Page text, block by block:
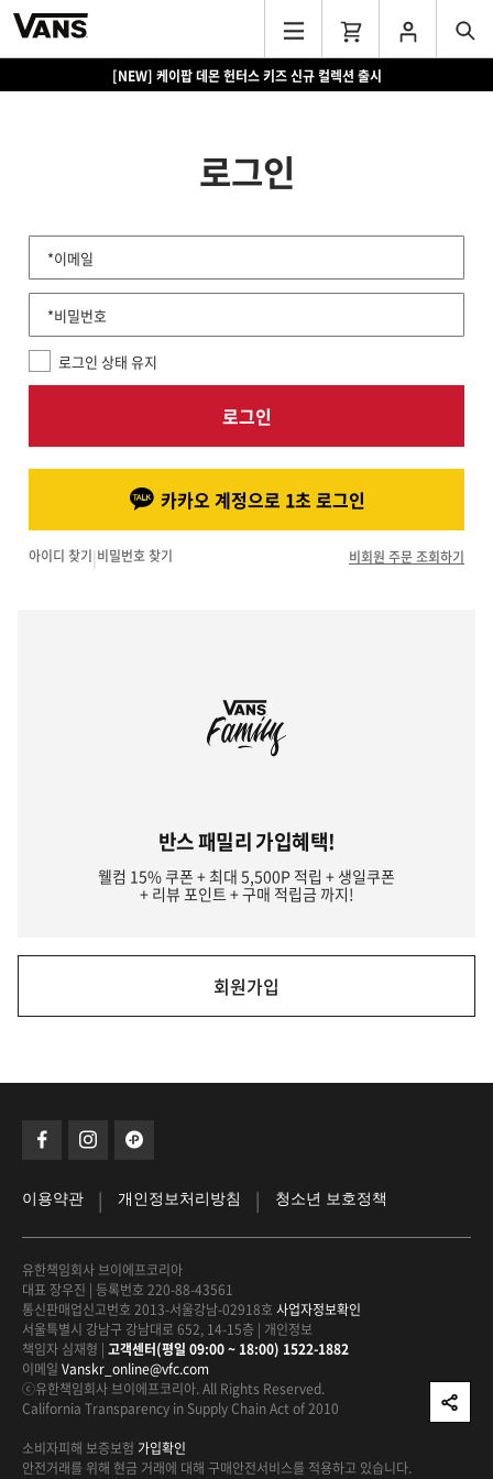
[NEW] 케이팝 데몬 헌터스 키즈 신규 컬렉션 출시
로그인
*이메일
*비밀번호
로그인 상태 유지
로그인
카카오 계정으로 1초 로그인
아이디 찾기|비밀번호 찾기 비회원 주문 조회하기
반스 패밀리 가입혜택!
웰컴 15% 쿠폰 + 최대 5,500P 적립 + 생일쿠폰
+ 리뷰 포인트 + 구매 적립금 까지!
회원가입
이용약관 | 개인정보처리방침 | 청소년 보호정책
유한책임회사 브이에프코리아
대표 장우진 | 등록번호 220-88-43561
통신판매업신고번호 2013-서울강남-02918호 사업자정보확인
서울특별시 강남구 강남대로 652, 14-15층 | 개인정보
책임자 심재형 | 고객센터(평일 09:00 ~ 18:00) 1522-1882
이메일 Vanskr_online@vfc.com
ⓒ유한책임회사 브이에프코리아. All Rights Reserved.
California Transparency in Supply Chain Act of 2010
소비자피해 보증보험 가입확인
안전거래를 위해 현금 거래에 대해 구매안전서비스를 적용하고 있습니다.